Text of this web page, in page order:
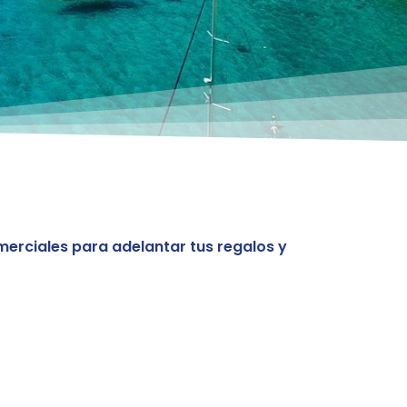
para adelantar tus regalos y